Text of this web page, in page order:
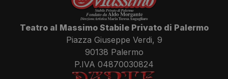
Teatro al Massimo Stabile Privato di Palermo
Piazza Giuseppe Verdi, 9
90138 Palermo
P.IVA 04870030824